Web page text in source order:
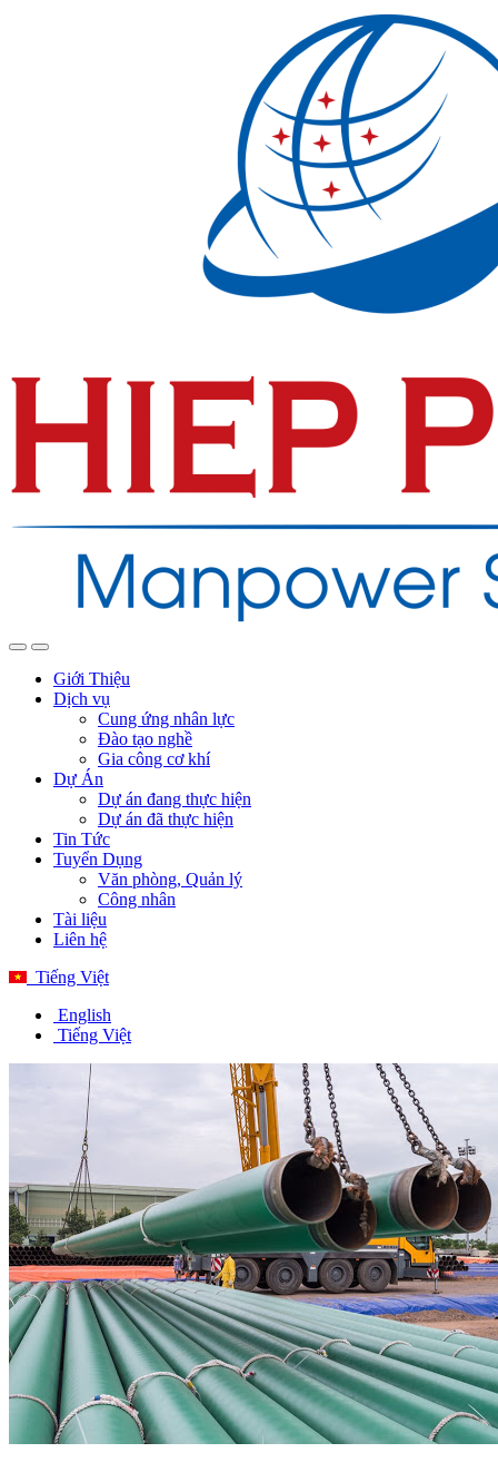
Giới Thiệu
Dịch vụ
Cung ứng nhân lực
Đào tạo nghề
Gia công cơ khí
Dự Án
Dự án đang thực hiện
Dự án đã thực hiện
Tin Tức
Tuyển Dụng
Văn phòng, Quản lý
Công nhân
Tài liệu
Liên hệ
Tiếng Việt
English
Tiếng Việt